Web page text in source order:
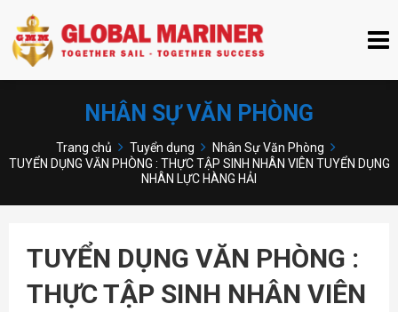
NHÂN SỰ VĂN PHÒNG
Trang chủ Tuyển dụng
Nhân Sự Văn Phòng
TUYỂN DỤNG VĂN PHÒNG : THỰC TẬP SINH NHÂN VIÊN TUYỂN DỤNG
NHÂN LỰC HÀNG HẢI
TUYỂN DỤNG VĂN PHÒNG :
THỰC TẬP SINH NHÂN VIÊN